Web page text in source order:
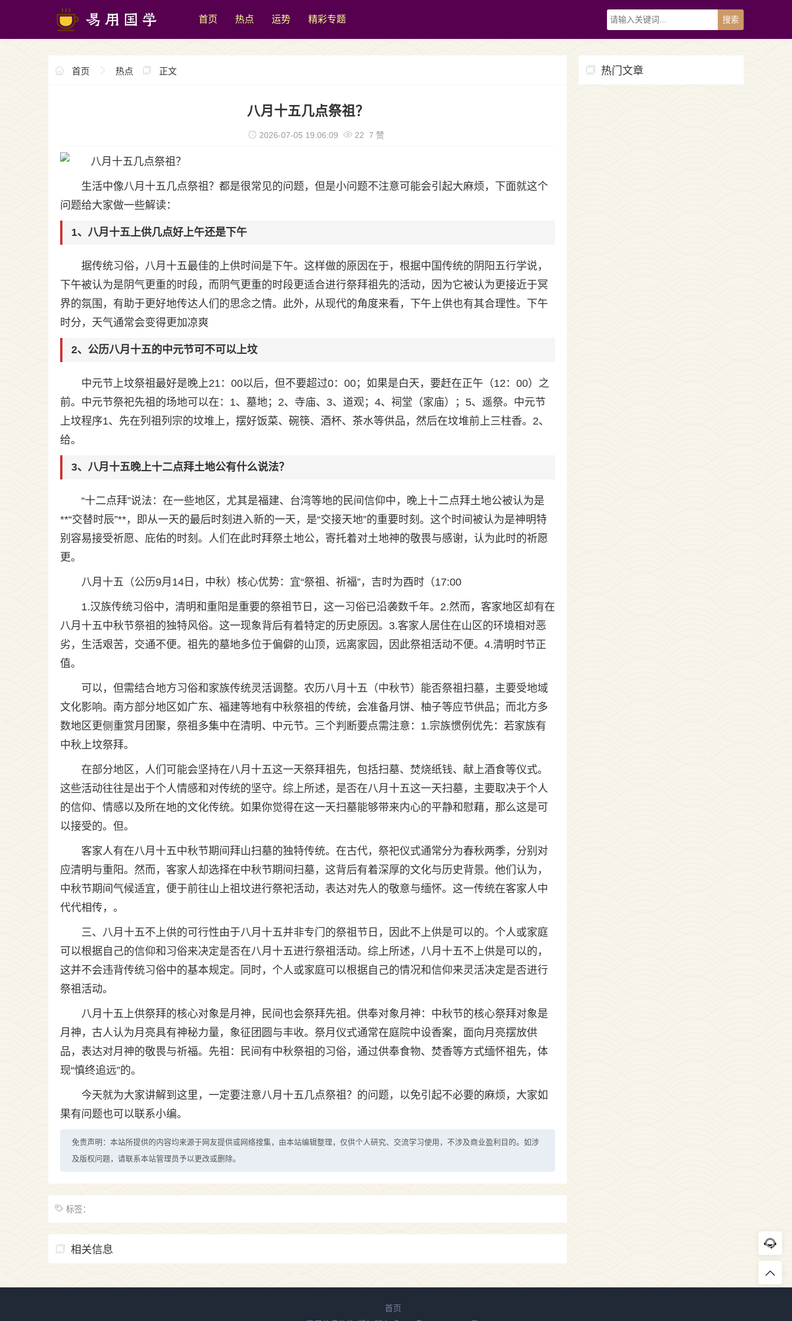
首页 热点 运势 精彩专题
首页 热点 正文
八月十五几点祭祖？
2026-07-05 19:06:09 22 7 赞
生活中像八月十五几点祭祖？都是很常见的问题，但是小问题不注意可能会引起大麻烦，下面就这个
问题给大家做一些解读：
1、八月十五上供几点好上午还是下午
据传统习俗，八月十五最佳的上供时间是下午。这样做的原因在于，根据中国传统的阴阳五行学说，
下午被认为是阴气更重的时段，而阴气更重的时段更适合进行祭拜祖先的活动，因为它被认为更接近于冥
界的氛围，有助于更好地传达人们的思念之情。此外，从现代的角度来看，下午上供也有其合理性。下午
时分，天气通常会变得更加凉爽
2、公历八月十五的中元节可不可以上坟
中元节上坟祭祖最好是晚上21：00以后，但不要超过0：00；如果是白天，要赶在正午（12：00）之
前。中元节祭祀先祖的场地可以在：1、墓地；2、寺庙、3、道观；4、祠堂（家庙）；5、遥祭。中元节
上坟程序1、先在列祖列宗的坟堆上，摆好饭菜、碗筷、酒杯、茶水等供品，然后在坟堆前上三柱香。2、
给。
3、八月十五晚上十二点拜土地公有什么说法？
“十二点拜”说法：在一些地区，尤其是福建、台湾等地的民间信仰中，晚上十二点拜土地公被认为是
**“交替时辰”**，即从一天的最后时刻进入新的一天，是“交接天地”的重要时刻。这个时间被认为是神明特
别容易接受祈愿、庇佑的时刻。人们在此时拜祭土地公，寄托着对土地神的敬畏与感谢，认为此时的祈愿
更。
八月十五（公历9月14日，中秋）核心优势：宜“祭祖、祈福”，吉时为酉时（17:00
1.汉族传统习俗中，清明和重阳是重要的祭祖节日，这一习俗已沿袭数千年。2.然而，客家地区却有在
八月十五中秋节祭祖的独特风俗。这一现象背后有着特定的历史原因。3.客家人居住在山区的环境相对恶
劣，生活艰苦，交通不便。祖先的墓地多位于偏僻的山顶，远离家园，因此祭祖活动不便。4.清明时节正
值。
可以，但需结合地方习俗和家族传统灵活调整。农历八月十五（中秋节）能否祭祖扫墓，主要受地域
文化影响。南方部分地区如广东、福建等地有中秋祭祖的传统，会准备月饼、柚子等应节供品；而北方多
数地区更侧重赏月团聚，祭祖多集中在清明、中元节。三个判断要点需注意：1.宗族惯例优先：若家族有
中秋上坟祭拜。
在部分地区，人们可能会坚持在八月十五这一天祭拜祖先，包括扫墓、焚烧纸钱、献上酒食等仪式。
这些活动往往是出于个人情感和对传统的坚守。综上所述，是否在八月十五这一天扫墓，主要取决于个人
的信仰、情感以及所在地的文化传统。如果你觉得在这一天扫墓能够带来内心的平静和慰藉，那么这是可
以接受的。但。
客家人有在八月十五中秋节期间拜山扫墓的独特传统。在古代，祭祀仪式通常分为春秋两季，分别对
应清明与重阳。然而，客家人却选择在中秋节期间扫墓，这背后有着深厚的文化与历史背景。他们认为，
中秋节期间气候适宜，便于前往山上祖坟进行祭祀活动，表达对先人的敬意与缅怀。这一传统在客家人中
代代相传，。
三、八月十五不上供的可行性由于八月十五并非专门的祭祖节日，因此不上供是可以的。个人或家庭
可以根据自己的信仰和习俗来决定是否在八月十五进行祭祖活动。综上所述，八月十五不上供是可以的，
这并不会违背传统习俗中的基本规定。同时，个人或家庭可以根据自己的情况和信仰来灵活决定是否进行
祭祖活动。
八月十五上供祭拜的核心对象是月神，民间也会祭拜先祖。供奉对象月神：中秋节的核心祭拜对象是
月神，古人认为月亮具有神秘力量，象征团圆与丰收。祭月仪式通常在庭院中设香案，面向月亮摆放供
品，表达对月神的敬畏与祈福。先祖：民间有中秋祭祖的习俗，通过供奉食物、焚香等方式缅怀祖先，体
现“慎终追远”的。
今天就为大家讲解到这里，一定要注意八月十五几点祭祖？的问题，以免引起不必要的麻烦，大家如
果有问题也可以联系小编。
免责声明：本站所提供的内容均来源于网友提供或网络搜集，由本站编辑整理，仅供个人研究、交流学习使用，不涉及商业盈利目的。如涉
及版权问题，请联系本站管理员予以更改或删除。
标签：
相关信息
热门文章
首页